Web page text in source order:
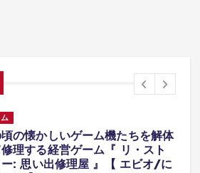
くる『オバケが可愛すぎて』集
ないホラーゲーム。【八尺様が
夏休み | Hachishakusama】